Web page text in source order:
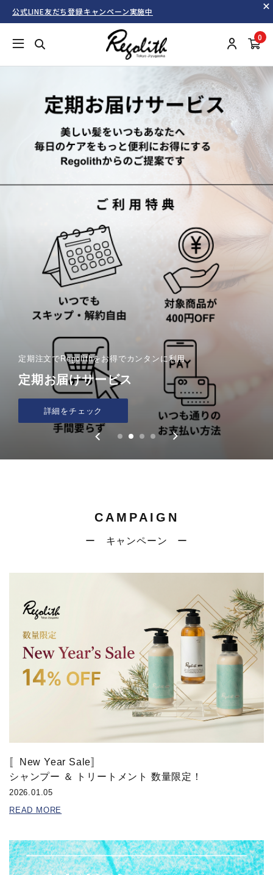
公式LINE友だち登録キャンペーン実施中
0
保湿・抗酸化成分配合／敏感肌にも優し
い低刺激性アミノ酸系シャンプー＆トリ
ートメント
商品をチェック
定期注文でRegolithをお得でカンタンに利用
定期お届けサービス
洗うたびによくなり髪本来のポテンシャルを引き出す
大切な人にもきっと教えたくなる
商品をチェック
自由が丘エリア Google口コミ評価☆4.9のサロンが実際にお
毛髪診断士資格保有の美容師が開発した
こだわりのヘアケアブランド
商品をチェック
CAMPAIGN
ー キャンペーン ー
〚New Year Sale〛
シャンプー ＆ トリートメント 数量限定！
2026.01.05
READ MORE